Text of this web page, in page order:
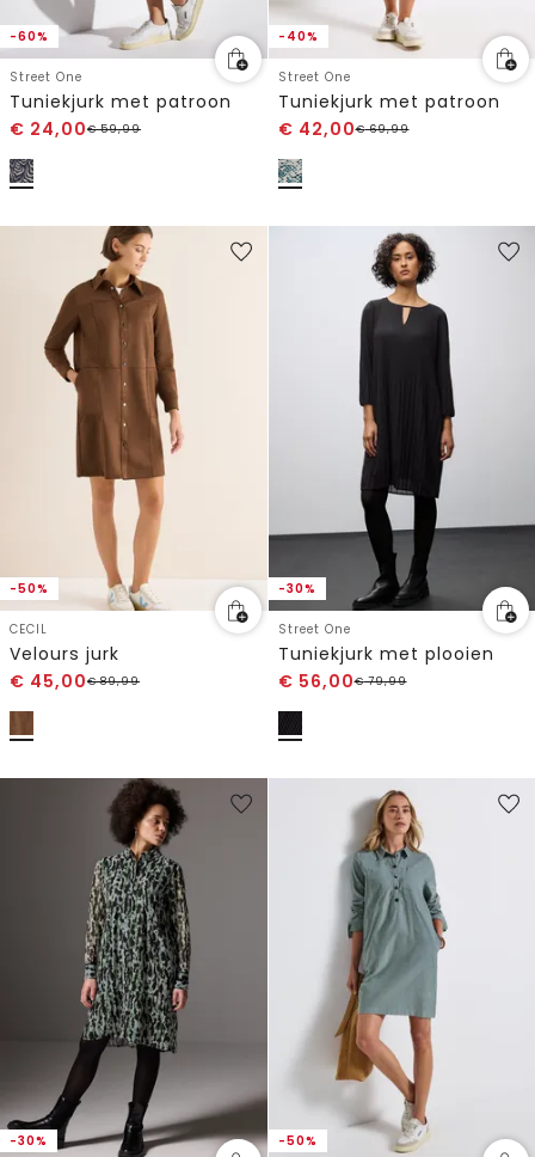
-60%
Street One
Tuniekjurk met patroon
€ 24,00€59,99
-40%
Street One
Tuniekjurk met patroon
€ 42,00€69,99
-50%
CECIL
Velours jurk
€ 45,00€89,99
-30%
Street One
Tuniekjurk met plooien
€ 56,00€79,99
-30% -50%